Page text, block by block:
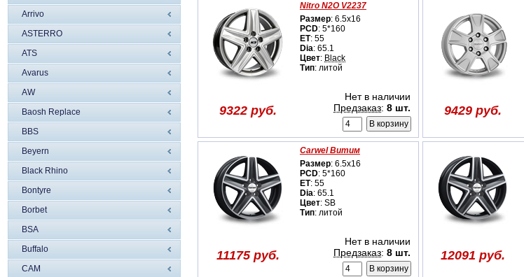
Arrivo
ASTERRO
ATS
Avarus
AW
Baosh Replace
BBS
Beyern
Black Rhino
Bontyre
Borbet
BSA
Buffalo
CAM
Nitro N2O V2237
Размер: 6.5x16
PCD: 5*160
ET: 55
Dia: 65.1
Цвет: Black
Тип: литой
9322 руб.
Нет в наличии
Предзаказ: 8 шт. 9429 руб.
Carwel Витим
Размер: 6.5x16
PCD: 5*160
ET: 55
Dia: 65.1
Цвет: SB
Тип: литой
11175 руб.
Нет в наличии
Предзаказ: 8 шт. 12091 руб.